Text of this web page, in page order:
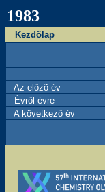
1983
Kezdõlap
Az elõzõ év
Évrõl-évre
A következõ év